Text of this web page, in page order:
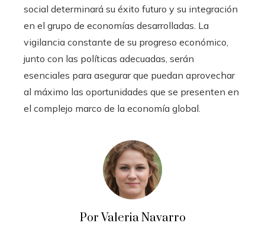
social determinará su éxito futuro y su integración
en el grupo de economías desarrolladas. La
vigilancia constante de su progreso económico,
junto con las políticas adecuadas, serán
esenciales para asegurar que puedan aprovechar
al máximo las oportunidades que se presenten en
el complejo marco de la economía global.
Por Valeria Navarro